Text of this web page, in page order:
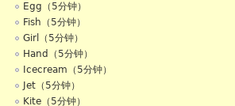
Egg（5分钟）
Fish（5分钟）
Girl（5分钟）
Hand（5分钟）
Icecream（5分钟）
Jet（5分钟）
Kite（5分钟）